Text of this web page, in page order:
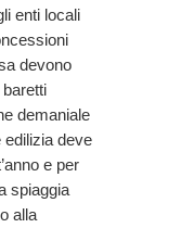
enti locali
devono
demaniale
edilizia deve
e per
spiaggia
alla